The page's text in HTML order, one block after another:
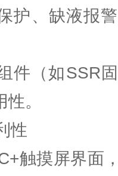
护、缺液报
件（如SSR
。
性
触摸屏界面